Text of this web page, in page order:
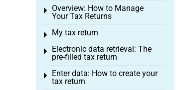
Overview: How to Manage
Your Tax Returns
Toggle menu
My tax return
Toggle menu
Electronic data retrieval: The
pre-filled tax return
Toggle menu
Enter data: How to create your
tax return
Toggle menu